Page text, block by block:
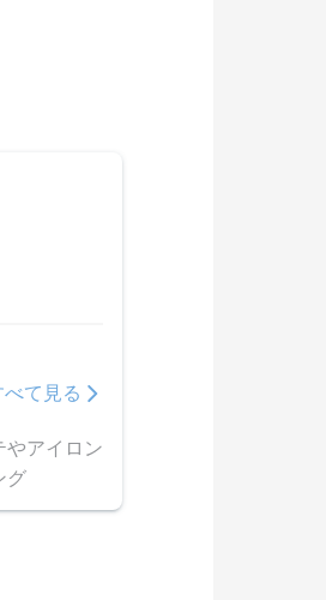
べて見る
グ